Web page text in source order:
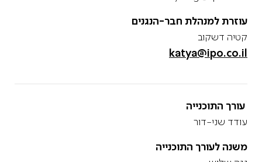
עוזרת למנהלת חבר-הנגנים
קטיה דשקוב
katya@ipo.co.il
עורך התוכנייה
עודד שני-דור
משנה לעורך התוכנייה